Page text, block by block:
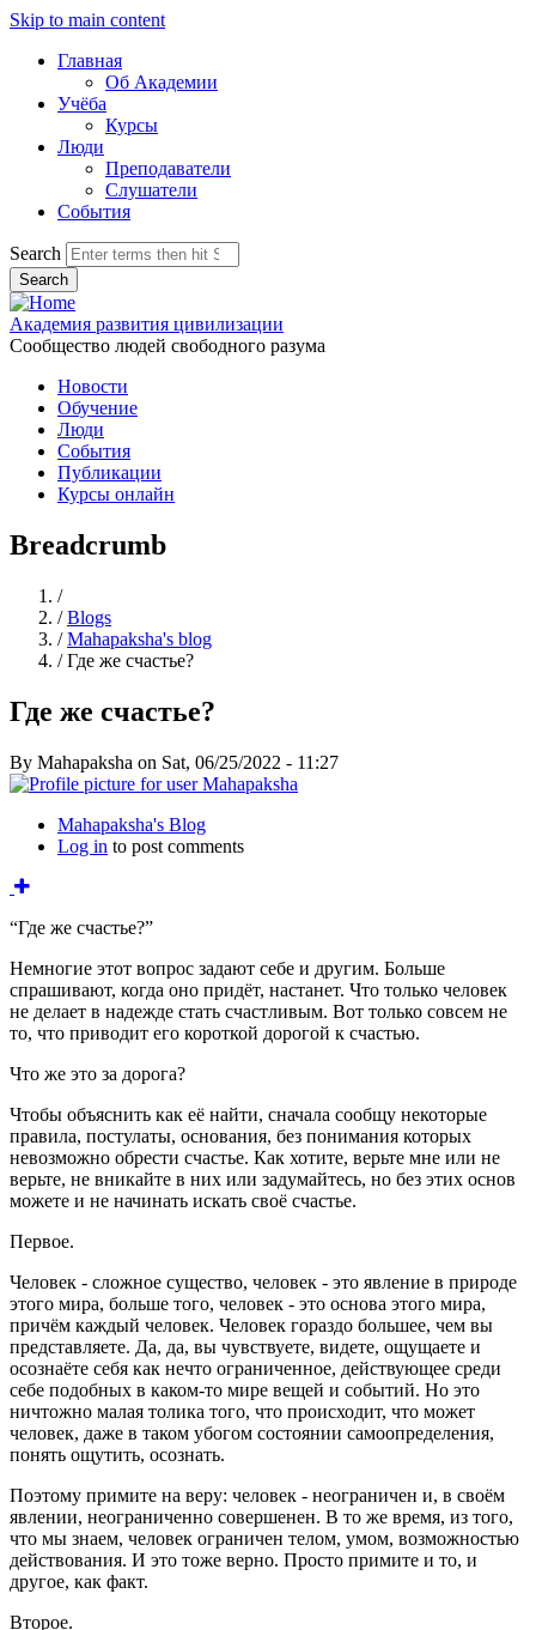
Skip to main content
Главная
Об Академии
Учёба
Курсы
Люди
Преподаватели
Слушатели
События
Search
Академия развития цивилизации
Сообщество людей свободного разума
Новости
Обучение
Люди
События
Публикации
Курсы онлайн
Breadcrumb
/Home
/ Blogs
/ Mahapaksha's blog
/ Где же счастье?
Где же счастье?
By Mahapaksha on Sat, 06/25/2022 - 11:27
Mahapaksha's Blog
Log in to post comments
“Где же счастье?”
Немногие этот вопрос задают себе и другим. Больше
спрашивают, когда оно придёт, настанет. Что только человек
не делает в надежде стать счастливым. Вот только совсем не
то, что приводит его короткой дорогой к счастью.
Что же это за дорога?
Чтобы объяснить как её найти, сначала сообщу некоторые
правила, постулаты, основания, без понимания которых
невозможно обрести счастье. Как хотите, верьте мне или не
верьте, не вникайте в них или задумайтесь, но без этих основ
можете и не начинать искать своё счастье.
Первое.
Человек - сложное существо, человек - это явление в природе
этого мира, больше того, человек - это основа этого мира,
причём каждый человек. Человек гораздо большее, чем вы
представляете. Да, да, вы чувствуете, видете, ощущаете и
осознаёте себя как нечто ограниченное, действующее среди
себе подобных в каком-то мире вещей и событий. Но это
ничтожно малая толика того, что происходит, что может
человек, даже в таком убогом состоянии самоопределения,
понять ощутить, осознать.
Поэтому примите на веру: человек - неограничен и, в своём
явлении, неограниченно совершенен. В то же время, из того,
что мы знаем, человек ограничен телом, умом, возможностью
действования. И это тоже верно. Просто примите и то, и
другое, как факт.
Второе.